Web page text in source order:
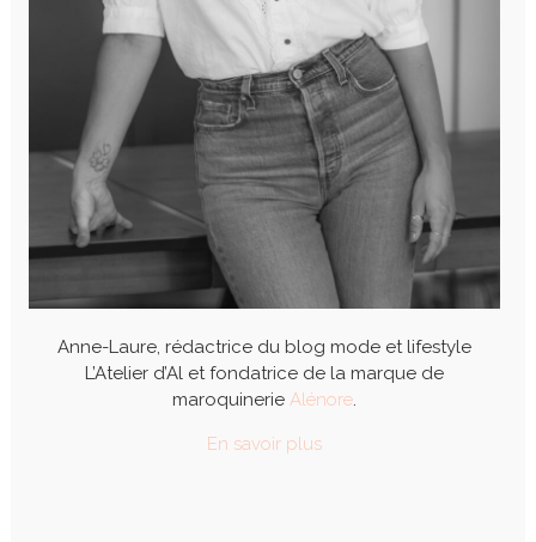
Anne-Laure, rédactrice du blog mode et lifestyle
L’Atelier d’Al et fondatrice de la marque de
maroquinerie Alénore.
En savoir plus